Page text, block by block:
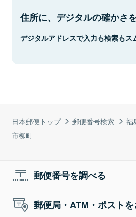
日本郵便トップ 郵便番号検索 福
市柳町
住所に、デジタルの確かさを
デジタルアドレスで入力も検索もス
郵便番号を調べる
郵便局・ATM・ポスト